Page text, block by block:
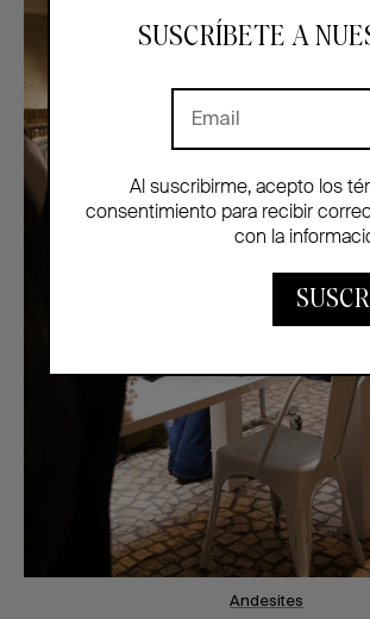
Andesites
SUSCRÍBETE A
Al suscribirme, acepto los
consentimiento para recibir
con la